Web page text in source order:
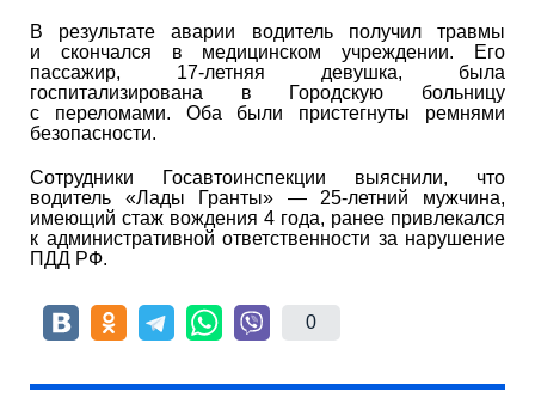
В результате аварии водитель получил травмы
и скончался в медицинском учреждении. Его
пассажир, 17-летняя девушка, была
госпитализирована в Городскую больницу
с переломами. Оба были пристегнуты ремнями
безопасности.
Сотрудники Госавтоинспекции выяснили, что
водитель «Лады Гранты» — 25-летний мужчина,
имеющий стаж вождения 4 года, ранее привлекался
к административной ответственности за нарушение
ПДД РФ.
0